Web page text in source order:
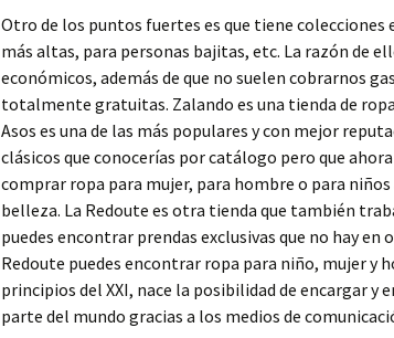
Otro de los puntos fuertes es que tiene colecciones
más altas, para personas bajitas, etc. La razón de
económicos, además de que no suelen cobrarnos
totalmente gratuitas. Zalando es una tienda de
Asos es una de las más populares y con mejor
clásicos que conocerías por catálogo pero que
comprar ropa para mujer, para hombre o para
belleza. La Redoute es otra tienda que también
puedes encontrar prendas exclusivas que no hay en
Redoute puedes encontrar ropa para niño, mujer y
principios del XXI, nace la posibilidad de encargar y
parte del mundo gracias a los medios de